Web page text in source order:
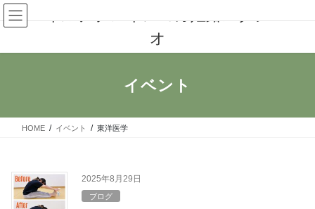
コ
ン
ン
ナ
ビ
ー
オ
イベント
HOME イベント 東洋医学
2025年8月29日
ブログ